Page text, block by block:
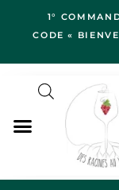
1°
CODE «
NOS VINS